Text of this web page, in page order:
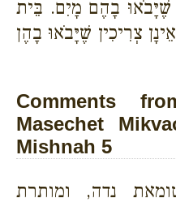
שֶׁיָּבֹאוּ בָהֶם מָיִם. בֵּית
צְרִיכִין שֶׁיָּבֹאוּ בָהֶן
Comments
Masechet
Mishnah 5
נדה, ומותרת